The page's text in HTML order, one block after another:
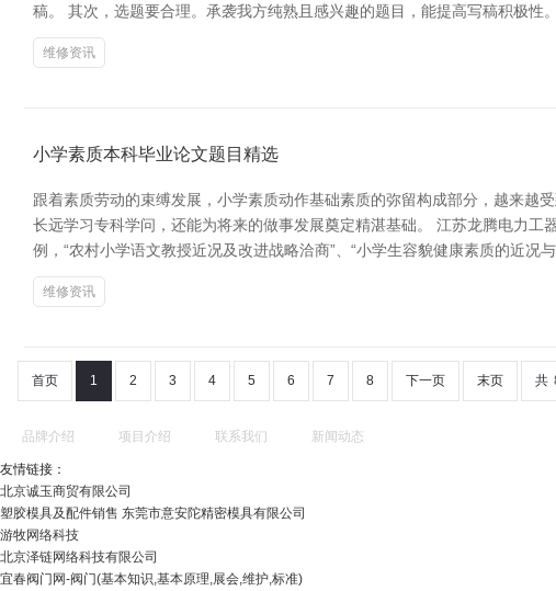
稿。 其次，选题要合理。承袭我方纯熟且感兴趣的题目，能提高写稿积极性
维修资讯
小学素质本科毕业论文题目精选
跟着素质劳动的束缚发展，小学素质动作基础素质的弥留构成部分，越来越
长远学习专科学问，还能为将来的做事发展奠定精湛基础。 江苏龙腾电力
例，“农村小学语文教授近况及改进战略洽商”、“小学生容貌健康素质的近
维修资讯
首页 1 2 3 4 5 6 7 8 下一页 末页 共
品牌介绍 项目介绍 联系我们 新闻动态
友情链接：
北京诚玉商贸有限公司
塑胶模具及配件销售 东莞市意安陀精密模具有限公司
游牧网络科技
北京泽链网络科技有限公司
宜春阀门网-阀门(基本知识,基本原理,展会,维护,标准)